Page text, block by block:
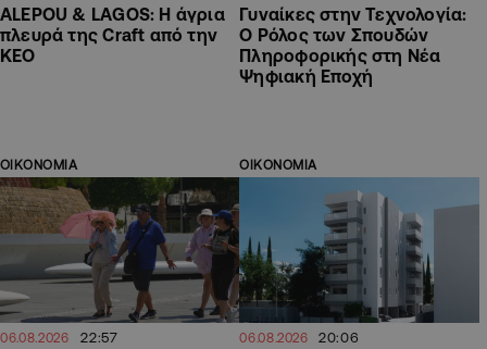
ALEPOU & LAGOS: Η άγρια
πλευρά της Craft από την
ΚΕΟ
Γυναίκες στην Τεχνολογία:
Ο Ρόλος των Σπουδών
Πληροφορικής στη Νέα
Ψηφιακή Εποχή
ΟΙΚΟΝΟΜΙΑ
06.08.2026 22:57
ΟΙΚΟΝΟΜΙΑ
06.08.2026 20:06